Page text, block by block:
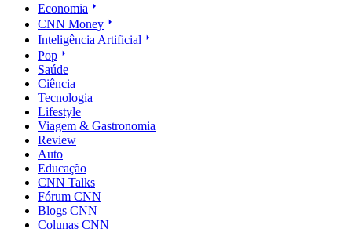
Economia
CNN Money
Inteligência Artificial
Pop
Saúde
Ciência
Tecnologia
Lifestyle
Viagem & Gastronomia
Review
Auto
Educação
CNN Talks
Fórum CNN
Blogs CNN
Colunas CNN